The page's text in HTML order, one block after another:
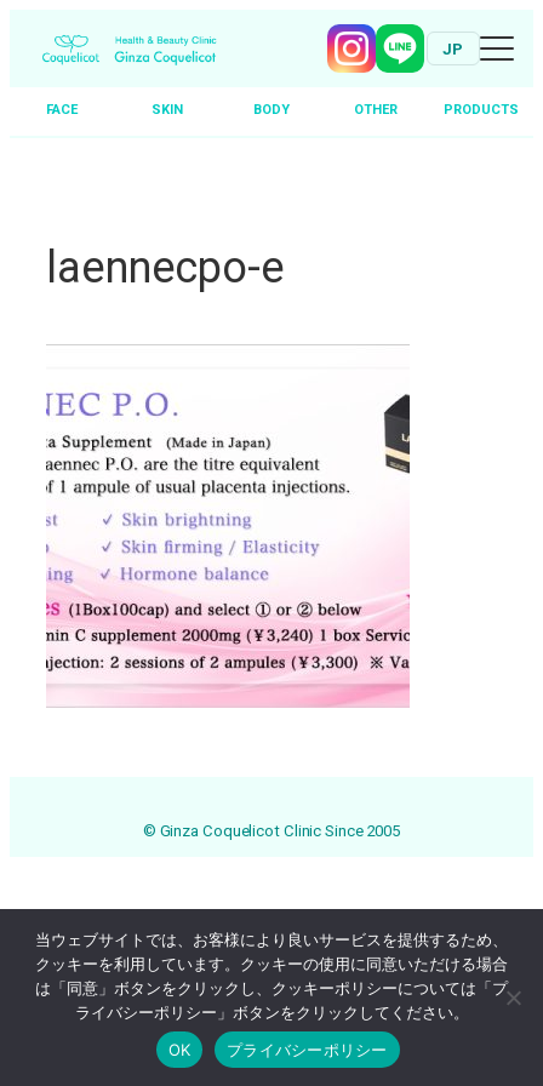
JP
FACE SKIN BODY OTHER PRODUCTS
Online Reservation 03-3569-1233
laennecpo-e
© Ginza Coquelicot Clinic Since 2005
当ウェブサイトでは、お客様により良いサービスを提供するため、
クッキーを利用しています。クッキーの使用に同意いただける場合
は「同意」ボタンをクリックし、クッキーポリシーについては「プ
ライバシーポリシー」ボタンをクリックしてください。
OK
プライバシーポリシー